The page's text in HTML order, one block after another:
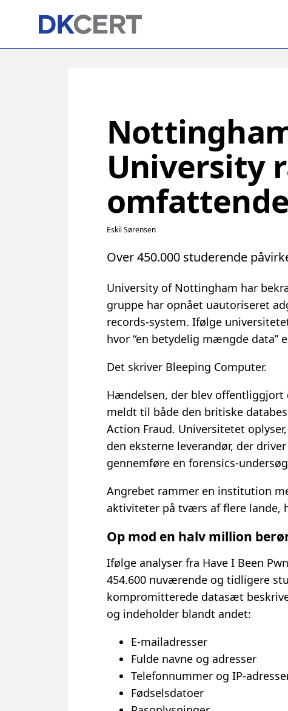
content
University
Eskil Sørensen
Over 450.000 studerende
University of Nottingham har
gruppe har opnået uautoriseret
records-system. Ifølge
hvor “en betydelig mængde data”
Det skriver Bleeping Computer.
Hændelsen, der blev offentliggjort
meldt til både den britiske
Action Fraud. Universitetet
den eksterne leverandør, der
gennemføre en forensics-
Angrebet rammer en institution
aktiviteter på tværs af flere lande,
Op mod en halv million
Ifølge analyser fra Have I Been
454.600 nuværende og tidligere
kompromitterede datasæt
og indeholder blandt andet:
E-mailadresser
Fulde navne og adresser
Telefonnummer og IP-
Fødselsdatoer